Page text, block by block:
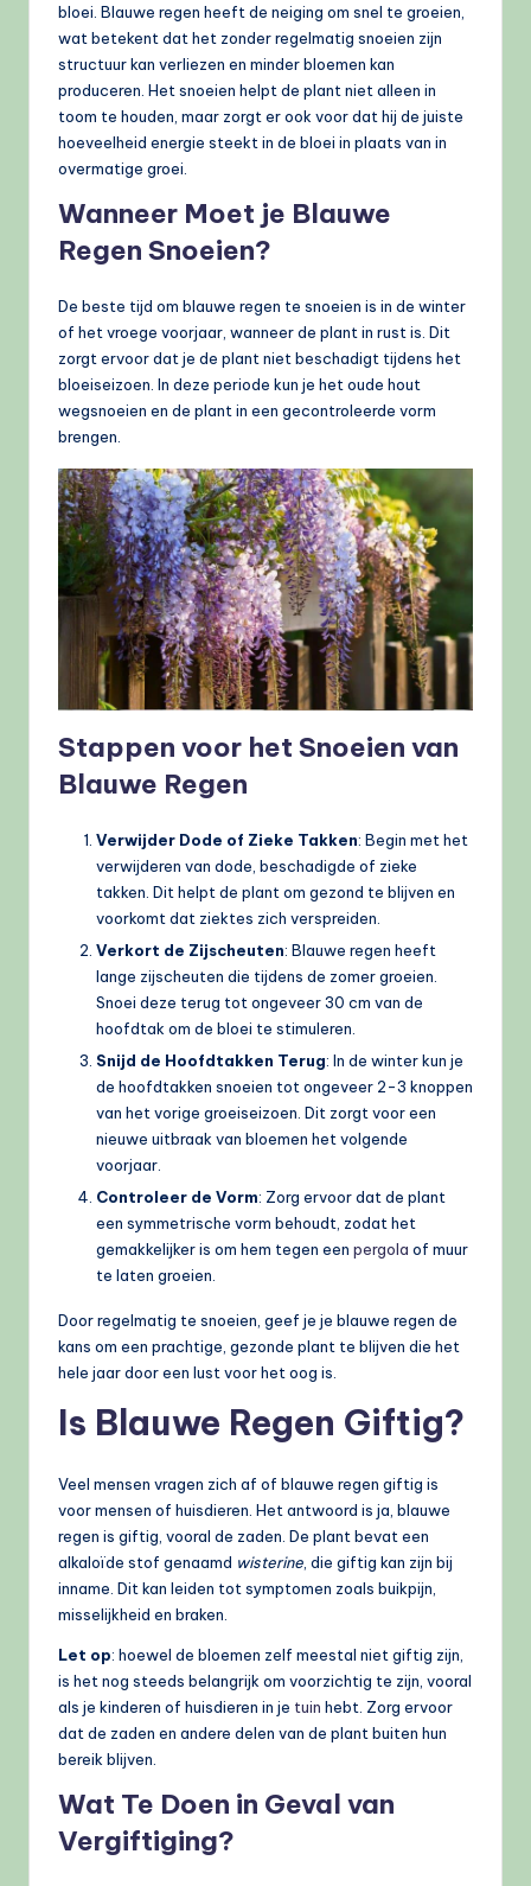
bloei. Blauwe regen heeft de neiging om snel te groeien,
wat betekent dat het zonder regelmatig snoeien zijn
structuur kan verliezen en minder bloemen kan
produceren. Het snoeien helpt de plant niet alleen in
toom te houden, maar zorgt er ook voor dat hij de juiste
hoeveelheid energie steekt in de bloei in plaats van in
overmatige groei.
Wanneer Moet je Blauwe
Regen Snoeien?
De beste tijd om blauwe regen te snoeien is in de winter
of het vroege voorjaar, wanneer de plant in rust is. Dit
zorgt ervoor dat je de plant niet beschadigt tijdens het
bloeiseizoen. In deze periode kun je het oude hout
wegsnoeien en de plant in een gecontroleerde vorm
brengen.
Stappen voor het Snoeien van
Blauwe Regen
Verwijder Dode of Zieke Takken: Begin met het
verwijderen van dode, beschadigde of zieke
takken. Dit helpt de plant om gezond te blijven en
voorkomt dat ziektes zich verspreiden.
Verkort de Zijscheuten: Blauwe regen heeft
lange zijscheuten die tijdens de zomer groeien.
Snoei deze terug tot ongeveer 30 cm van de
hoofdtak om de bloei te stimuleren.
Snijd de Hoofdtakken Terug: In de winter kun je
de hoofdtakken snoeien tot ongeveer 2-3 knoppen
van het vorige groeiseizoen. Dit zorgt voor een
nieuwe uitbraak van bloemen het volgende
voorjaar.
Controleer de Vorm: Zorg ervoor dat de plant
een symmetrische vorm behoudt, zodat het
gemakkelijker is om hem tegen een pergola of muur
te laten groeien.
Door regelmatig te snoeien, geef je je blauwe regen de
kans om een prachtige, gezonde plant te blijven die het
hele jaar door een lust voor het oog is.
Is Blauwe Regen Giftig?
Veel mensen vragen zich af of blauwe regen giftig is
voor mensen of huisdieren. Het antwoord is ja, blauwe
regen is giftig, vooral de zaden. De plant bevat een
alkaloïde stof genaamd wisterine, die giftig kan zijn bij
inname. Dit kan leiden tot symptomen zoals buikpijn,
misselijkheid en braken.
Let op: hoewel de bloemen zelf meestal niet giftig zijn,
is het nog steeds belangrijk om voorzichtig te zijn, vooral
als je kinderen of huisdieren in je tuin hebt. Zorg ervoor
dat de zaden en andere delen van de plant buiten hun
bereik blijven.
Wat Te Doen in Geval van
Vergiftiging?